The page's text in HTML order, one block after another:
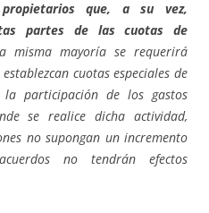
que, a su vez,
partes de las cuotas de
misma mayoría se requerirá
cuotas especiales de
participación de los gastos
se realice dicha actividad,
no supongan un incremento
no tendrán efectos